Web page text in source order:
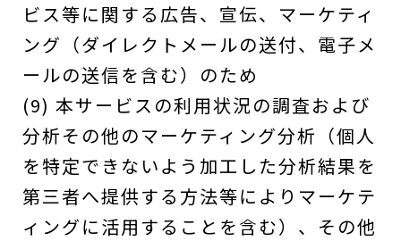
ビス等に関する広告、宣伝、マーケティ
ング（ダイレクトメールの送付、電子メ
ールの送信を含む）のため
(9) 本サービスの利用状況の調査および
分析その他のマーケティング分析（個人
を特定できないよう加工した分析結果を
第三者へ提供する方法等によりマーケテ
ィングに活用することを含む）、その他